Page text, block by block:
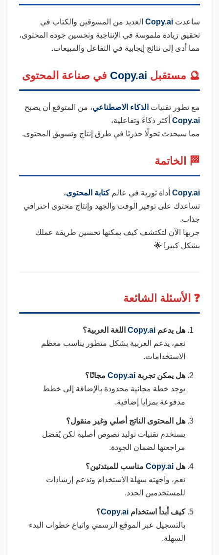
ساعدت Copy.ai العديد من المسوقين والكتاب في
تحقيق زيادة ملموسة في الإنتاجية وتحسين جودة المحتوى،
مما أدى إلى نتائج إيجابية في التفاعل والمبيعات.
🔮 مستقبل Copy.ai في صناعة المحتوى
مع تطور تقنيات الذكاء الاصطناعي، من المتوقع أن يصبح
Copy.ai أكثر ذكاءً وتفاعلية،
مما سيحدث تحولًا جذريًا في طرق إنتاج وتسويق المحتوى.
🏁 الخاتمة
Copy.ai أداة ثورية في عالمكتابة المحتوى،
تساعدك على توفير الوقت والجهد وإنتاج محتوى احترافي
جذاب.
جربها الآن لتكتشف كيف يمكنها تحسين طريقة عملك
بشكل كبير! 🌟
❓ الأسئلة الشائعة
هل يدعم Copy.ai اللغة العربية؟
نعم، يدعم العربية بشكل متطور يناسب معظم
الاستخدامات.
هل يمكن تجربة Copy.ai مجانًا؟
يوجد خطة مجانية محدودة بالإضافة إلى خطط
مدفوعة بمزايا إضافية.
هل المحتوى الناتج أصلي وغير منقول؟
يستخدم تقنيات توليد نصوص أصلية لكن يُفضل
مراجعتها لضمان الجودة.
هل Copy.ai مناسب للمبتدئين؟
نعم، واجهته سهلة الاستخدام وتدعم إرشادات
للمستخدمين الجدد.
كيف أبدأ استخدام Copy.ai؟
بالتسجيل عبر الموقع الرسمي واتباع خطوات البدء
السهلة.